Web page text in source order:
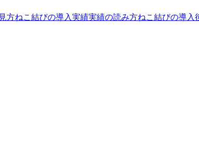
方ねこ結びの導入実績実績の読み方ねこ結びの導入